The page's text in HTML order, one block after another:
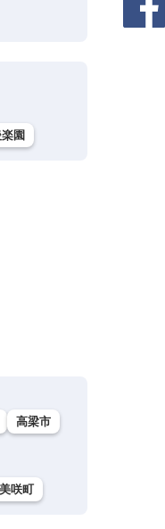
園
高梁市
美咲町